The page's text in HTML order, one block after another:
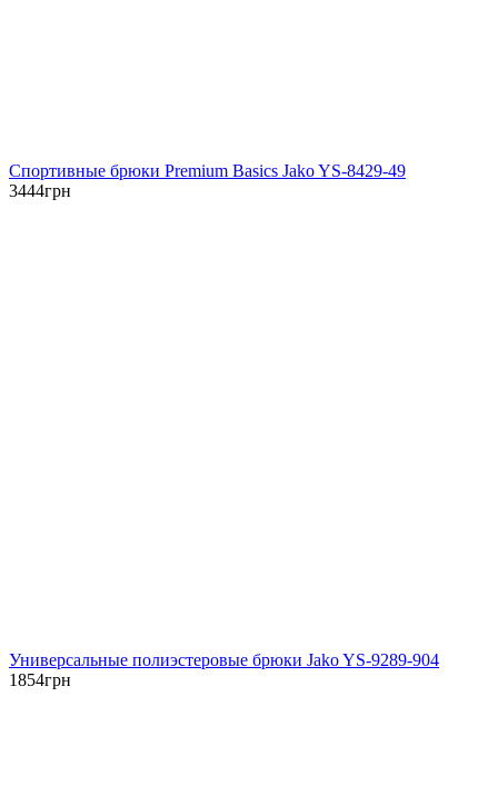
Спортивные брюки Premium Basics Jako YS-8429-49
3444грн
Универсальные полиэстеровые брюки Jako YS-9289-904
1854грн